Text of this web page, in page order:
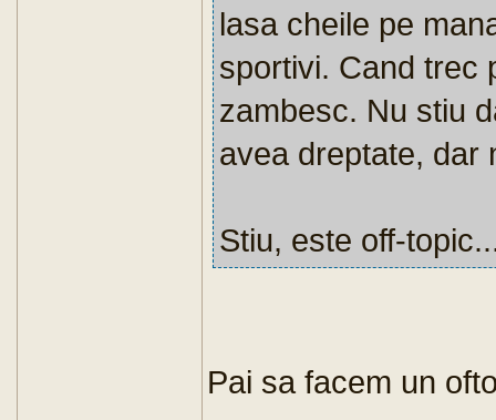
lasa cheile pe
sportivi. Cand trec
zambesc. Nu stiu
avea dreptate, dar
Stiu, este off-
Pai sa facem un